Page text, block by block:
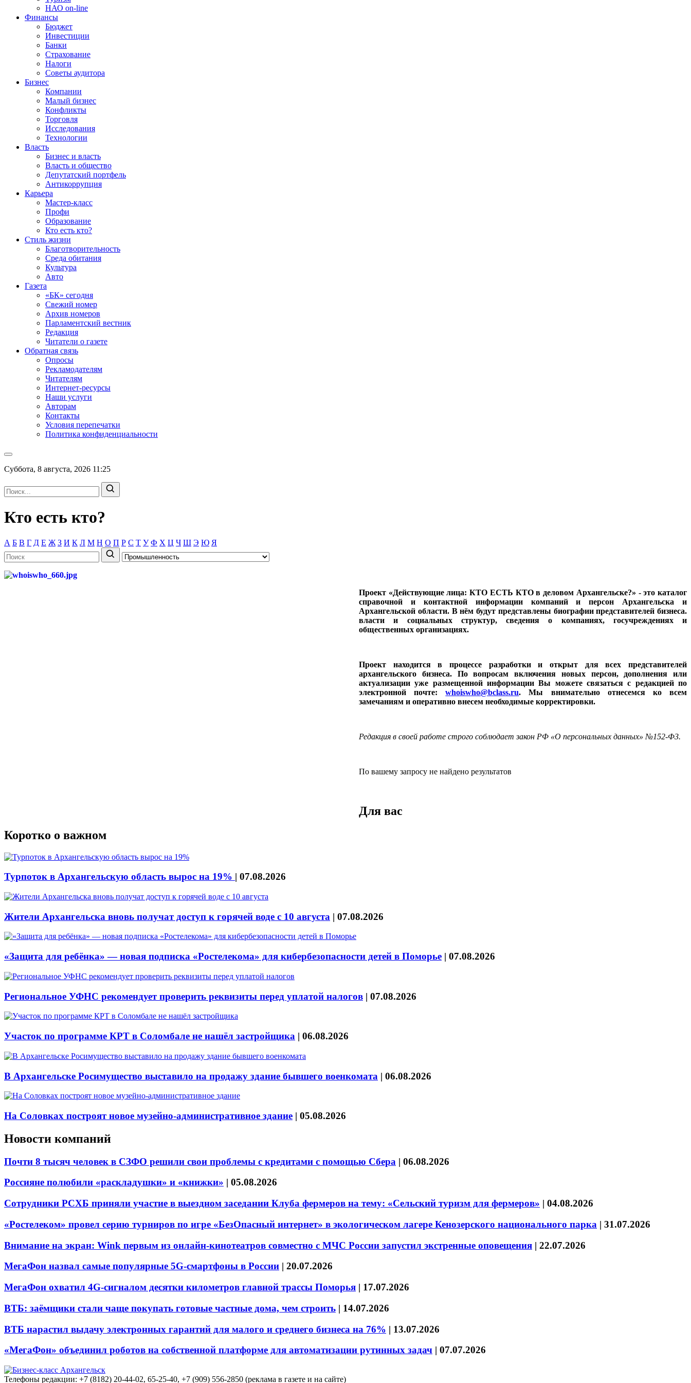
НАО on-line
Финансы
Бюджет
Инвестиции
Банки
Страхование
Налоги
Советы аудитора
Бизнес
Компании
Малый бизнес
Конфликты
Торговля
Исследования
Технологии
Власть
Бизнес и власть
Власть и общество
Депутатский портфель
Антикоррупция
Карьера
Мастер-класс
Профи
Образование
Кто есть кто?
Стиль жизни
Благотворительность
Среда обитания
Культура
Авто
Газета
«БК» сегодня
Свежий номер
Архив номеров
Парламентский вестник
Редакция
Читатели о газете
Обратная связь
Опросы
Рекламодателям
Читателям
Интернет-ресурсы
Наши услуги
Авторам
Контакты
Условия перепечатки
Политика конфиденциальности
Суббота, 8 августа, 2026 11:25
Кто есть кто?
А Б В Г Д Е Ж З И К Л М Н О П Р С Т У Ф Х Ц Ч Ш Э Ю Я
Проект «Действующие лица: КТО ЕСТЬ КТО в деловом Архангельске?» - это каталог
справочной и контактной информации компаний и персон Архангельска и
Архангельской области. В нём будут представлены биографии представителей бизнеса.
власти и социальных структур, сведения о компаниях, госучреждениях и
общественных организациях.
Проект находится в процессе разработки и открыт для всех представителей
архангельского бизнеса. По вопросам включения новых персон, дополнения или
актуализации уже размещенной информации Вы можете связаться с редакцией по
электронной почте:whoiswho@bclass.ru. Мы внимательно отнесемся ко всем
замечаниям и оперативно внесем необходимые корректировки.
Редакция в своей работе строго соблюдает закон РФ «О персональных данных» №152-Ф3.
По вашему запросу не найдено результатов
Для вас
Коротко о важном
Турпоток в Архангельскую область вырос на 19% | 07.08.2026
Жители Архангельска вновь получат доступ к горячей воде с 10 августа | 07.08.2026
«Защита для ребёнка» — новая подписка «Ростелекома» для кибербезопасности детей в Поморье | 07.08.2026
Региональное УФНС рекомендует проверить реквизиты перед уплатой налогов | 07.08.2026
Участок по программе КРТ в Соломбале не нашёл застройщика | 06.08.2026
В Архангельске Росимущество выставило на продажу здание бывшего военкомата | 06.08.2026
На Соловках построят новое музейно-административное здание | 05.08.2026
Новости компаний
Почти 8 тысяч человек в СЗФО решили свои проблемы с кредитами с помощью Сбера | 06.08.2026
Россияне полюбили «раскладушки» и «книжки» | 05.08.2026
Сотрудники РСХБ приняли участие в выездном заседании Клуба фермеров на тему: «Сельский туризм для фермеров» | 04.08.2026
«Ростелеком» провел серию турниров по игре «БезОпасный интернет» в экологическом лагере Кенозерского национального парка | 31.07.2026
Внимание на экран: Wink первым из онлайн-кинотеатров совместно с МЧС России запустил экстренные оповещения | 22.07.2026
МегаФон назвал самые популярные 5G-смартфоны в России | 20.07.2026
МегаФон охватил 4G-сигналом десятки километров главной трассы Поморья | 17.07.2026
ВТБ: заёмщики стали чаще покупать готовые частные дома, чем строить | 14.07.2026
ВТБ нарастил выдачу электронных гарантий для малого и среднего бизнеса на 76% | 13.07.2026
«МегаФон» объединил роботов на собственной платформе для автоматизации рутинных задач | 07.07.2026
Телефоны редакции: +7 (8182) 20-44-02, 65-25-40, +7 (909) 556-2850 (реклама в газете и на сайте)